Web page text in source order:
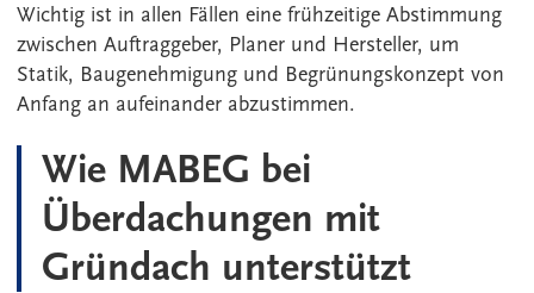
Wichtig ist in allen Fällen eine frühzeitige Abstimmung
zwischen Auftraggeber, Planer und Hersteller, um
Statik, Baugenehmigung und Begrünungskonzept von
Anfang an aufeinander abzustimmen.
Wie MABEG bei
Überdachungen mit
Gründach unterstützt